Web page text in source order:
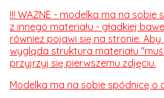
!!! WAŻNE - modelka ma na
z innego materiału - gładkiej
również pojawi się na stronie.
wygląda struktura materiału
przyjrzyj się pierwszemu zdjęciu.
Modelka ma na sobie spódnicę o